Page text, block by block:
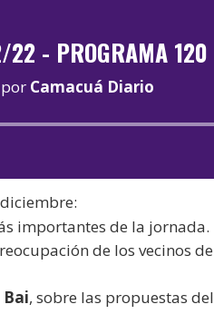
- PROGRAMA 120
por Camacuá Diario
Reproductor
audio
importantes de la jornada.
de los vecinos
, sobre las propuestas